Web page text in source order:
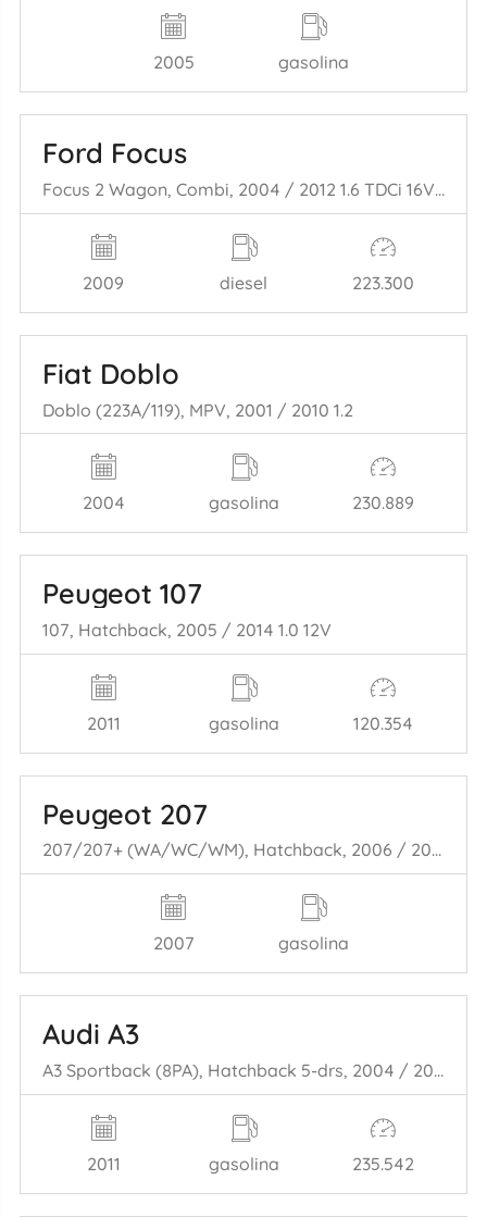
2005 gasolina
Ford Focus
Focus 2 Wagon, Combi, 2004 / 2012 1.6 TDCi 16V 100
2009 diesel 223.300
Fiat Doblo
Doblo (223A/119), MPV, 2001 / 2010 1.2
2004 gasolina 230.889
Peugeot 107
107, Hatchback, 2005 / 2014 1.0 12V
2011 gasolina 120.354
Peugeot 207
207/207+ (WA/WC/WM), Hatchback, 2006 / 2015 1.4
2007 gasolina
Audi A3
A3 Sportback (8PA), Hatchback 5-drs, 2004 / 2013 1.2 TFSI
2011 gasolina 235.542